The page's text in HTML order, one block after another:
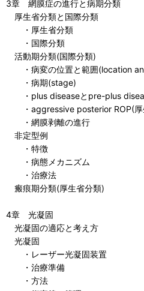
3章 網膜症の進行と病期分類
厚生省分類と国際分類
・厚生省分類
・国際分類
活動期分類(国際分類)
・病変の位置と範囲(location
・病期(stage)
・plus diseaseとpre-plus
・aggressive posterior ROP(厚
・網膜剥離の進行
非定型例
・特徴
・病態メカニズム
・治療法
瘢痕期分類(厚生省分類)
4章 光凝固
光凝固の適応と考え方
光凝固
・レーザー光凝固装置
・治療準備
・方法